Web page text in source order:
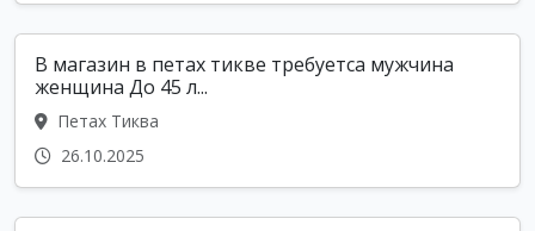
В магазин в петах тикве требуетса мужчина
женщина До 45 л...
Петах Тиква
26.10.2025